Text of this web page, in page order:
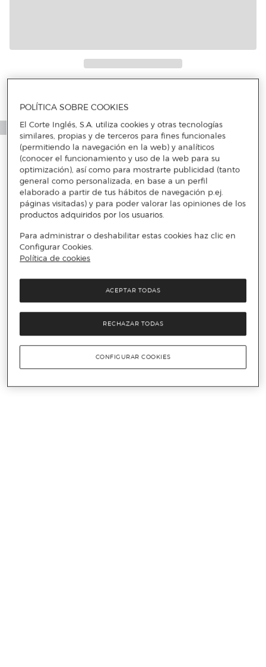
POLÍTICA SOBRE COOKIES
El Corte Inglés, S.A. utiliza cookies y otras tecnologías
similares, propias y de terceros para fines funcionales
(permitiendo la navegación en la web) y analíticos
(conocer el funcionamiento y uso de la web para su
optimización), así como para mostrarte publicidad (tanto
general como personalizada, en base a un perfil
elaborado a partir de tus hábitos de navegación p.ej.
páginas visitadas) y para poder valorar las opiniones de los
productos adquiridos por los usuarios.
Para administrar o deshabilitar estas cookies haz clic en
Configurar Cookies.
Política de cookies
RECHAZAR TODAS
ACEPTAR TODAS
CONFIGURAR COOKIES